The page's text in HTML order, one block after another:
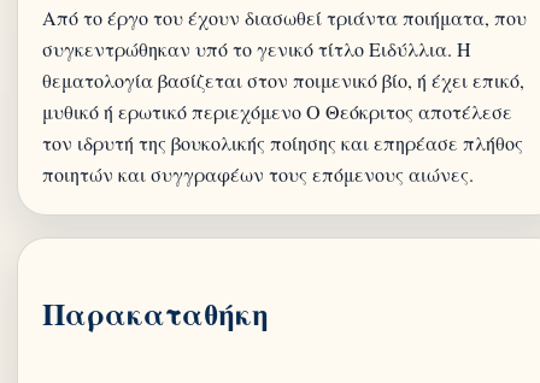
Από το έργο του έχουν διασωθεί τριάντα ποιήματα, που
συγκεντρώθηκαν υπό το γενικό τίτλο Ειδύλλια. Η
θεματολογία βασίζεται στον ποιμενικό βίο, ή έχει επικό,
μυθικό ή ερωτικό περιεχόμενο Ο Θεόκριτος αποτέλεσε
τον ιδρυτή της βουκολικής ποίησης και επηρέασε πλήθος
Παρακαταθήκη